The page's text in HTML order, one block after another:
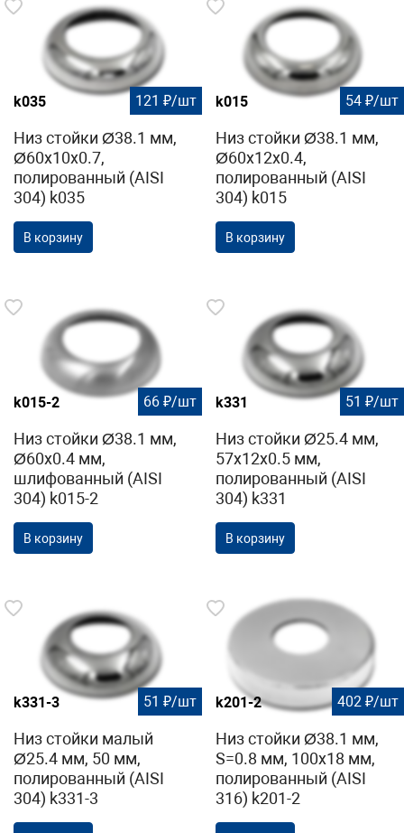
k035 121 ₽/шт
Низ стойки Ø38.1 мм,
Ø60х10х0.7,
полированный (AISI
304) k035
В корзину
k015 54 ₽/шт
Низ стойки Ø38.1 мм,
Ø60х12х0.4,
полированный (AISI
304) k015
В корзину
k015-2 66 ₽/шт
Низ стойки Ø38.1 мм,
Ø60х0.4 мм,
шлифованный (AISI
304) k015-2
В корзину
k331 51 ₽/шт
Низ стойки Ø25.4 мм,
57х12х0.5 мм,
полированный (AISI
304) k331
В корзину
k331-3 51 ₽/шт
Низ стойки малый
Ø25.4 мм, 50 мм,
полированный (AISI
304) k331-3
k201-2 402 ₽/шт
Низ стойки Ø38.1 мм,
S=0.8 мм, 100х18 мм,
полированный (AISI
316) k201-2